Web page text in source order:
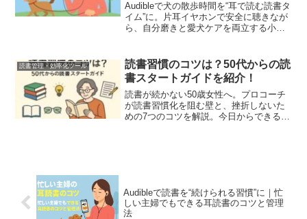
Audibleで犬の散歩時間を“耳で読む読書タ
イム”に。片耳イヤホンで安全に聴きなが
ら、自分磨きと愛犬ケアを両立する小型
読書管理・効率化ツール
読書習慣のコツは？50代からの読
書スタートガイドを紹介！
読書が続かない50歳女性へ。プロコーチ
が読書習慣化を阻む壁と、挫折しないた
めの7つのコツを解説。今日からできる方
Audibleで読書を“続けられる習慣”に｜忙
しい主婦でもできる耳読書のコツと管理
法